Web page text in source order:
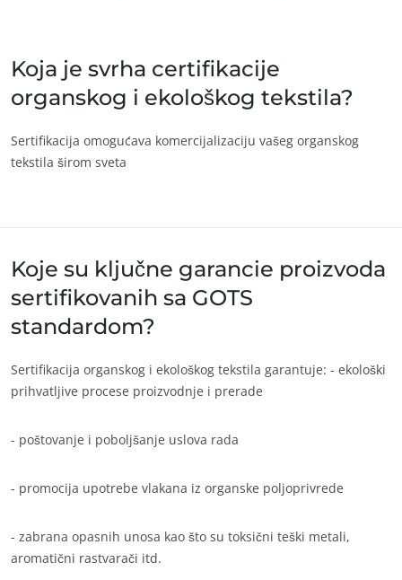
ECOCERT
O nama
Vesti
Karijere
Кина (кинески)
Amerika
Аргентина (шпански)
Бразил (португалски)
Канада (француски)
(шпански)
Мексико (шпански)
Перу
(шпански)
Чиле (шпански)
Немачка (немачки)
Румунија (румунски)
Koja je svrha certifikacije
organskog i ekološkog tekstila?
Sertifikacija omogućava komercijalizaciju vašeg organskog
tekstila širom sveta
Koje su ključne garancie proizvoda
sertifikovanih sa GOTS
standardom?
Sertifikacija organskog i ekološkog tekstila garantuje: - ekološki
prihvatljive procese proizvodnje i prerade
- poštovanje i poboljšanje uslova rada
- promocija upotrebe vlakana iz organske poljoprivrede
- zabrana opasnih unosa kao što su toksični teški metali,
aromatični rastvarači itd.